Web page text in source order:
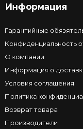
Информация
Гарантийные
Конфиденциальность
О компании
Информация о
Условия соглашения
Политика
Возврат товара
Производители